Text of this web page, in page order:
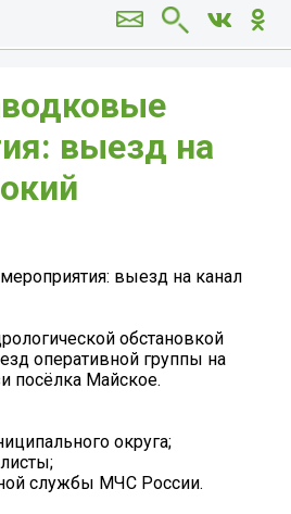
выезд на
выезд на канал
обстановкой
оперативной группы на
посёлка Майское.
округа;
службы МЧС России.